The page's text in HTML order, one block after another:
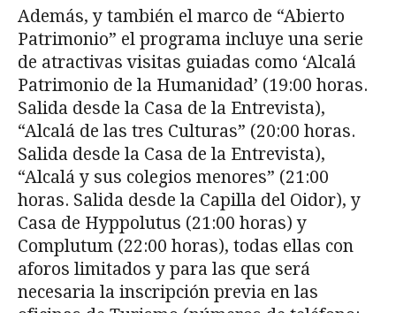
Además, y también el marco de “Abierto
Patrimonio” el programa incluye una serie
de atractivas visitas guiadas como ‘Alcalá
Patrimonio de la Humanidad’ (19:00 horas.
Salida desde la Casa de la Entrevista),
“Alcalá de las tres Culturas” (20:00 horas.
Salida desde la Casa de la Entrevista),
“Alcalá y sus colegios menores” (21:00
horas. Salida desde la Capilla del Oidor), y
Casa de Hyppolutus (21:00 horas) y
Complutum (22:00 horas), todas ellas con
aforos limitados y para las que será
necesaria la inscripción previa en las